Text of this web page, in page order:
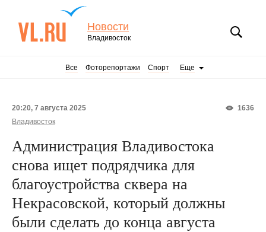
Новости
Владивосток
Все Фоторепортажи Спорт Еще
1636
20:20, 7 августа 2025
Владивосток
Администрация Владивостока
снова ищет подрядчика для
благоустройства сквера на
Некрасовской, который должны
были сделать до конца августа